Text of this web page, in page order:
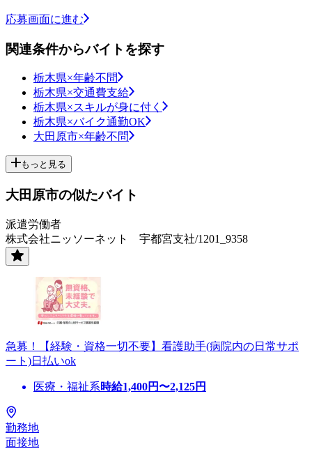
応募画面に進む
関連条件からバイトを探す
栃木県×年齢不問
栃木県×交通費支給
栃木県×スキルが身に付く
栃木県×バイク通勤OK
大田原市×年齢不問
もっと見る
大田原市の似たバイト
派遣労働者
株式会社ニッソーネット 宇都宮支社/1201_9358
急募！【経験・資格一切不要】看護助手(病院内の日常サポ
ート)日払いok
医療・福祉系時給1,400円〜2,125円
勤務地
面接地